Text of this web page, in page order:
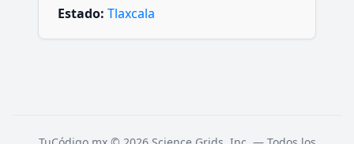
Estado: Tlaxcala